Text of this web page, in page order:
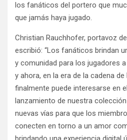
los fanáticos del portero que
que jamás haya jugado.
Christian Rauchhofer, portavoz
escribió: “Los fanáticos brindan
y comunidad para los jugadores
y ahora, en la era de la cadena
finalmente puede interesarse en
lanzamiento de nuestra
nuevas vías para que los
conecten en torno a un amor